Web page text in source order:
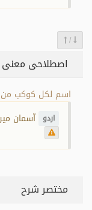
/
اصطلاحی معنی
اسم لكل كوكب من
اردو آسمان
مختصر شرح